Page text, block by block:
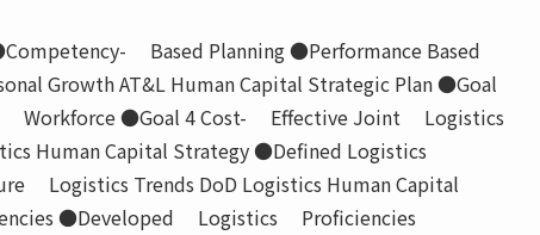
Based Planning ●Performance Based
Growth AT&L Human Capital Strategic Plan ●Goal
●Goal 4 Cost- Effective Joint Logistics
Human Capital Strategy ●Defined Logistics
Logistics Trends DoD Logistics Human Capital
●Developed Logistics Proficiencies